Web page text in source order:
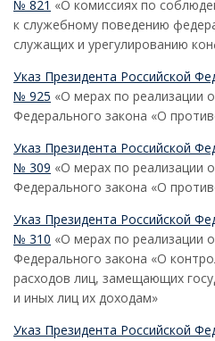
№ 821 «О комиссиях по
к служебному поведению
служащих и урегулированию
Указ Президента Российской
№ 925 «О мерах по реализации
Федерального закона «О
Указ Президента Российской
№ 309 «О мерах по реализации
Федерального закона «О
Указ Президента Российской
№ 310 «О мерах по реализации
Федерального закона «О
расходов лиц, замещающих
и иных лиц их доходам»
Указ Президента Российской